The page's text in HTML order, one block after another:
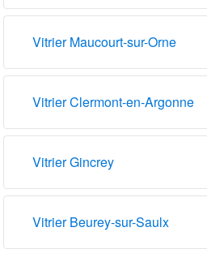
Vitrier Maucourt-sur-Orne
Vitrier Clermont-en-Argonne
Vitrier Gincrey
Vitrier Beurey-sur-Saulx